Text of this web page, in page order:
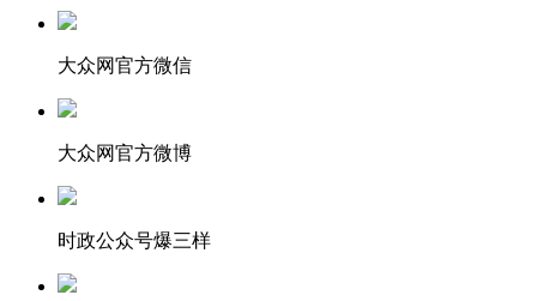
大众网官方微信
大众网官方微博
时政公众号爆三样